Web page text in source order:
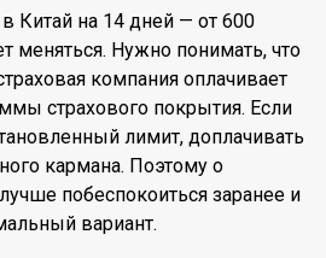
Китай на 14 дней — от 600
меняться. Нужно понимать, что
компания оплачивает
страхового покрытия. Если
лимит, доплачивать
кармана. Поэтому о
побеспокоиться заранее и
вариант.